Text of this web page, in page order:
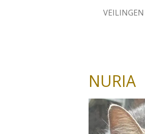
VEILINGEN
NURIA